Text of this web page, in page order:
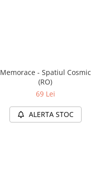
Memorace - Spatiul Cosmic
(RO)
69 Lei
ALERTA STOC